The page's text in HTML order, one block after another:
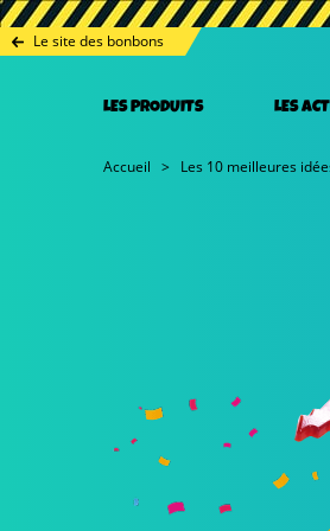
LES PRODUITS LES
Le site des bonbons
Accueil Les 10 meilleures